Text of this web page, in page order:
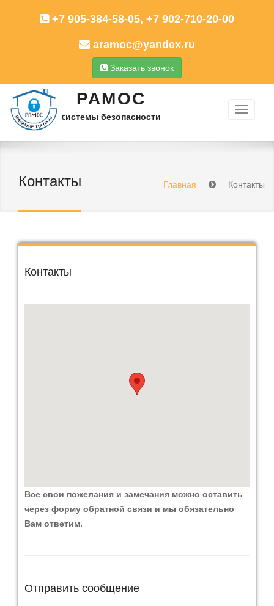
+7 905-384-58-05, +7 902-710-20-00
aramoc@yandex.ru
Заказать звонок
РАМОС
cистемы безопасности
Контакты Главная Контакты
Контакты
Все свои пожелания и замечания можно оставить
через форму обратной связи и мы обязательно
Вам ответим.
Отправить сообщение